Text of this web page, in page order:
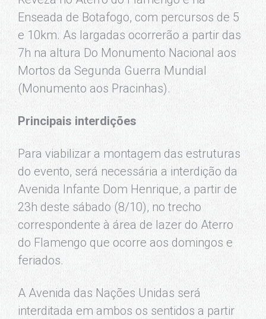
Enseada de Botafogo, com percursos de 5
e 10km. As largadas ocorrerão a partir das
7h na altura Do Monumento Nacional aos
Mortos da Segunda Guerra Mundial
(Monumento aos Pracinhas).
Principais interdições
Para viabilizar a montagem das estruturas
do evento, será necessária a interdição da
Avenida Infante Dom Henrique, a partir de
23h deste sábado (8/10), no trecho
correspondente à área de lazer do Aterro
do Flamengo que ocorre aos domingos e
feriados.
A Avenida das Nações Unidas será
interditada em ambos os sentidos a partir